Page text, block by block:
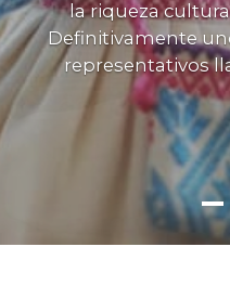
la riqueza
Definitivamente
representativos